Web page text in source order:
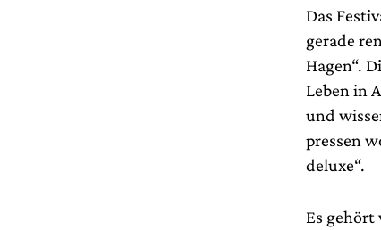
Das
gerade
Hagen“.
Leben in
und
pressen
deluxe“.
Es gehört